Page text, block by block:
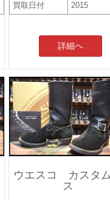
買取日付
2015
詳細へ
ウエスコ カスタ
ス